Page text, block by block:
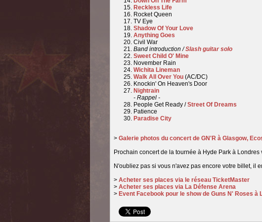
Reckless Life
Rocket Queen
TV Eye
Shadow Of Your Love
Anything Goes
Civil War
Band introduction /Slash guitar solo
Sweet Child O' Mine
November Rain
Wichita Lineman
Walk All Over You (AC/DC)
Knockin' On Heaven's Door
Nightrain
- Rappel -
People Get Ready /Street Of Dreams
Patience
Paradise City
> Galerie photos du concert de GN'R à Glasgow,
Prochain concert de la tournée à Hyde Park à Londres
N'oubliez pas si vous n'avez pas encore votre billet, il
> Acheter ses places via le réseau TicketMaster
> Acheter ses places via La Défense Arena
> Event Facebook pour le show de Guns N' Roses à